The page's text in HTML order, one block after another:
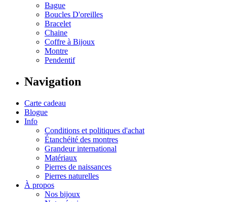
Bague
Boucles D'oreilles
Bracelet
Chaine
Coffre à Bijoux
Montre
Pendentif
Navigation
Carte cadeau
Blogue
Info
Conditions et politiques d'achat
Étanchéité des montres
Grandeur international
Matériaux
Pierres de naissances
Pierres naturelles
À propos
Nos bijoux